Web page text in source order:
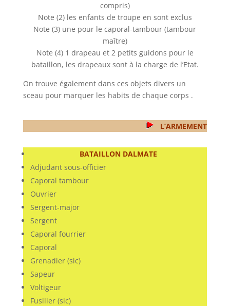
compris)
Note (2) les enfants de troupe en sont exclus
Note (3) une pour le caporal-tambour (tambour
maître)
Note (4) 1 drapeau et 2 petits guidons pour le
bataillon, les drapeaux sont à la charge de l’Etat.
On trouve également dans ces objets divers un
sceau pour marquer les habits de chaque corps .
L’ARMEMENT
BATAILLON DALMATE
Adjudant sous-officier
Caporal tambour
Ouvrier
Sergent-major
Sergent
Caporal fourrier
Caporal
Grenadier (sic)
Sapeur
Voltigeur
Fusilier (sic)